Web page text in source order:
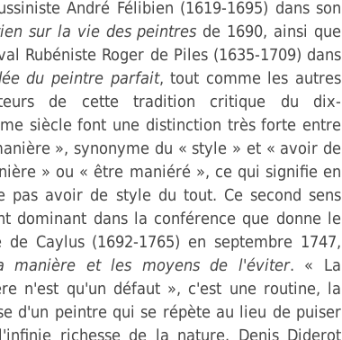
André Félibien (1619-1695) dans son
sur la vie des peintres de 1690, ainsi que
Rubéniste Roger de Piles (1635-1709) dans
du peintre parfait, tout comme les autres
de cette tradition critique du dix-
siècle font une distinction très forte entre
», synonyme du « style » et « avoir de
» ou « être maniéré », ce qui signifie en
pas avoir de style du tout. Ce second sens
dominant dans la conférence que donne le
de Caylus (1692-1765) en septembre 1747,
manière et les moyens de l'éviter. « La
n'est qu'un défaut », c'est une routine, la
d'un peintre qui se répète au lieu de puiser
richesse de la nature. Denis Diderot